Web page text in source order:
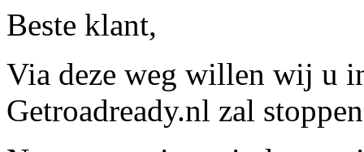
Beste klant,
Via deze weg willen wij u
Getroadready.nl zal